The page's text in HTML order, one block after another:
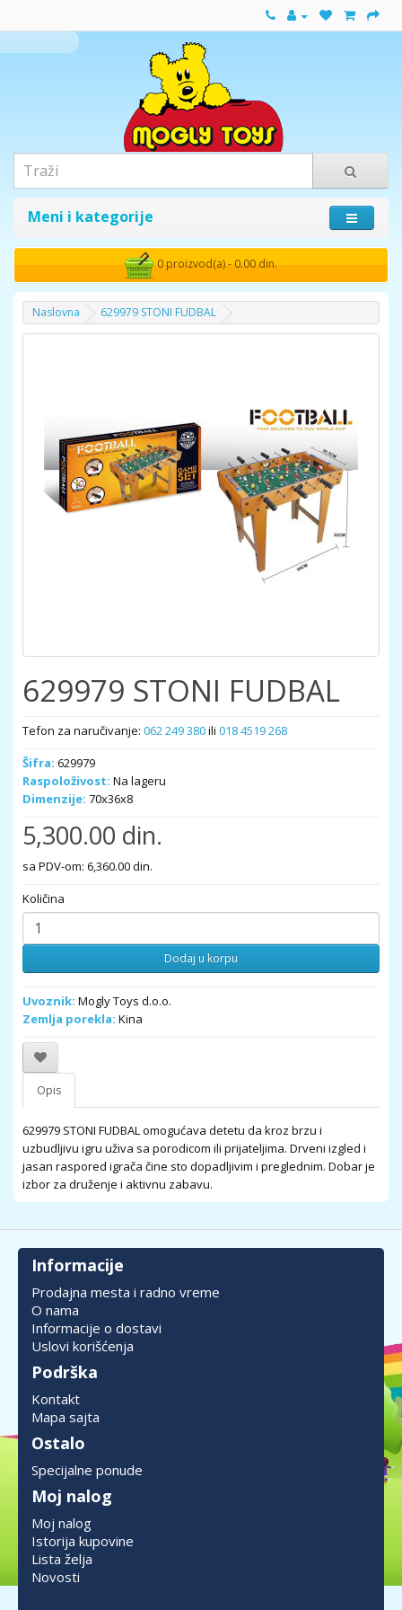
Meni i kategorije
0 proizvod(a) - 0.00 din.
Naslovna 629979 STONI FUDBAL
629979 STONI FUDBAL
Tefon za naručivanje: 062 249 380ili 018 4519 268
Šifra: 629979
Raspoloživost: Na lageru
Dimenzije: 70x36x8
5,300.00 din.
sa PDV-om: 6,360.00 din.
Količina
Dodaj u korpu
Uvoznik: Mogly Toys d.o.o.
Zemlja porekla: Kina
Opis
629979 STONI FUDBAL omogućava detetu da kroz brzu i
uzbudljivu igru uživa sa porodicom ili prijateljima. Drveni izgled i
jasan raspored igrača čine sto dopadljivim i preglednim. Dobar je
izbor za druženje i aktivnu zabavu.
Informacije
Prodajna mesta i radno vreme
O nama
Informacije o dostavi
Uslovi korišćenja
Podrška
Kontakt
Mapa sajta
Ostalo
Specijalne ponude
Moj nalog
Moj nalog
Istorija kupovine
Lista želja
Novosti